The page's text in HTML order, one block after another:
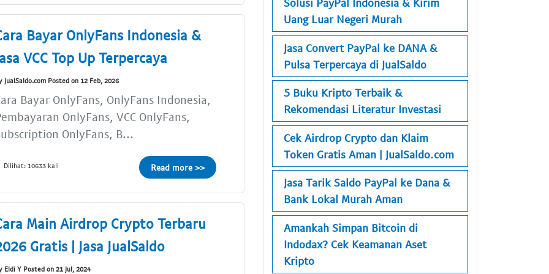
Bayar OnlyFans Indonesia &
VCC Top Up Terpercaya
JualSaldo.com Posted on 12 Feb, 2026
Bayar OnlyFans, OnlyFans Indonesia,
OnlyFans, VCC OnlyFans,
OnlyFans, B...
Dilihat: 10633 kali Read more >>
Main Airdrop Crypto Terbaru
Gratis | Jasa JualSaldo
Eldi Y Posted on 21 Jul, 2024
Solusi PayPal Indonesia & Kirim
Uang Luar Negeri Murah
Jasa Convert PayPal ke DANA &
Pulsa Terpercaya di JualSaldo
5 Buku Kripto Terbaik &
Rekomendasi Literatur Investasi
Cek Airdrop Crypto dan Klaim
Token Gratis Aman | JualSaldo.com
Jasa Tarik Saldo PayPal ke Dana &
Bank Lokal Murah Aman
Amankah Simpan Bitcoin di
Indodax? Cek Keamanan Aset
Kripto